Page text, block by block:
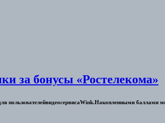
за бонусы «Ростелекома»
пользователейвидеосервисаWink.Накопленными